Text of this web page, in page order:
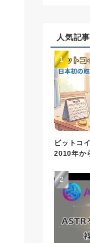
人気記事
ビットコ
2010年か